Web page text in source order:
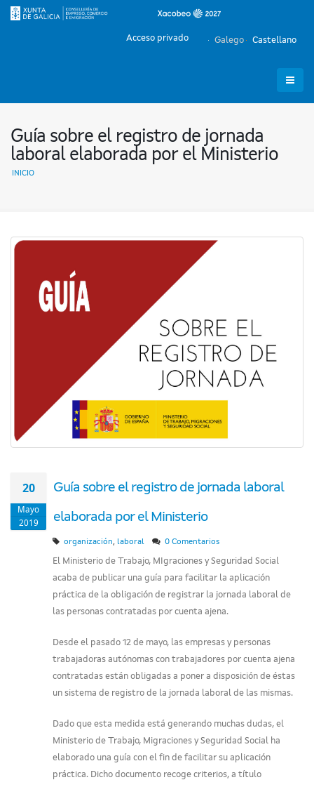
Galego Castellano
Acceso privado
Guía sobre el registro de jornada
laboral elaborada por el Ministerio
INICIO
20
Mayo
2019
Guía sobre el registro de jornada laboral
elaborada por el Ministerio
organización, laboral 0 Comentarios
El Ministerio de Trabajo, MIgraciones y Seguridad Social
acaba de publicar una guía para facilitar la aplicación
práctica de la obligación de registrar la jornada laboral de
las personas contratadas por cuenta ajena.
Desde el pasado 12 de mayo, las empresas y personas
trabajadoras autónomas con trabajadores por cuenta ajena
contratadas están obligadas a poner a disposición de éstas
un sistema de registro de la jornada laboral de las mismas.
Dado que esta medida está generando muchas dudas, el
Ministerio de Trabajo, Migraciones y Seguridad Social ha
elaborado una guía con el fin de facilitar su aplicación
práctica. Dicho documento recoge criterios, a título